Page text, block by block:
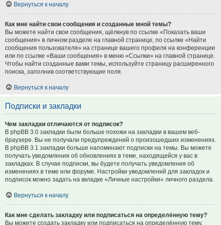
Вернуться к началу
Как мне найти свои сообщения и созданные мной темы?
Вы можете найти свои сообщения, щёлкнув по ссылке «Показать ваши
сообщения» в личном разделе на главной странице, по ссылке «Найти
сообщения пользователя» на странице вашего профиля на конференции
или по ссылке «Ваши сообщения» в меню «Ссылки» на главной странице.
Чтобы найти созданные вами темы, используйте страницу расширенного
поиска, заполнив соответствующие поля.
Вернуться к началу
Подписки и закладки
Чем закладки отличаются от подписок?
В phpBB 3.0 закладки были больше похожи на закладки в вашем веб-
браузере. Вы не получали предупреждений о произошедших изменениях.
В phpBB 3.1 закладки больше напоминают подписки на темы. Вы можете
получать уведомления об обновлениях в теме, находящейся у вас в
закладках. В случае подписки, вы будете получать уведомления об
изменениях в теме или форуме. Настройки уведомлений для закладок и
подписок можно задать на вкладке «Личные настройки» личного раздела.
Вернуться к началу
Как мне сделать закладку или подписаться на определённую тему?
Вы можете создать закладку или подписаться на определённую тему,